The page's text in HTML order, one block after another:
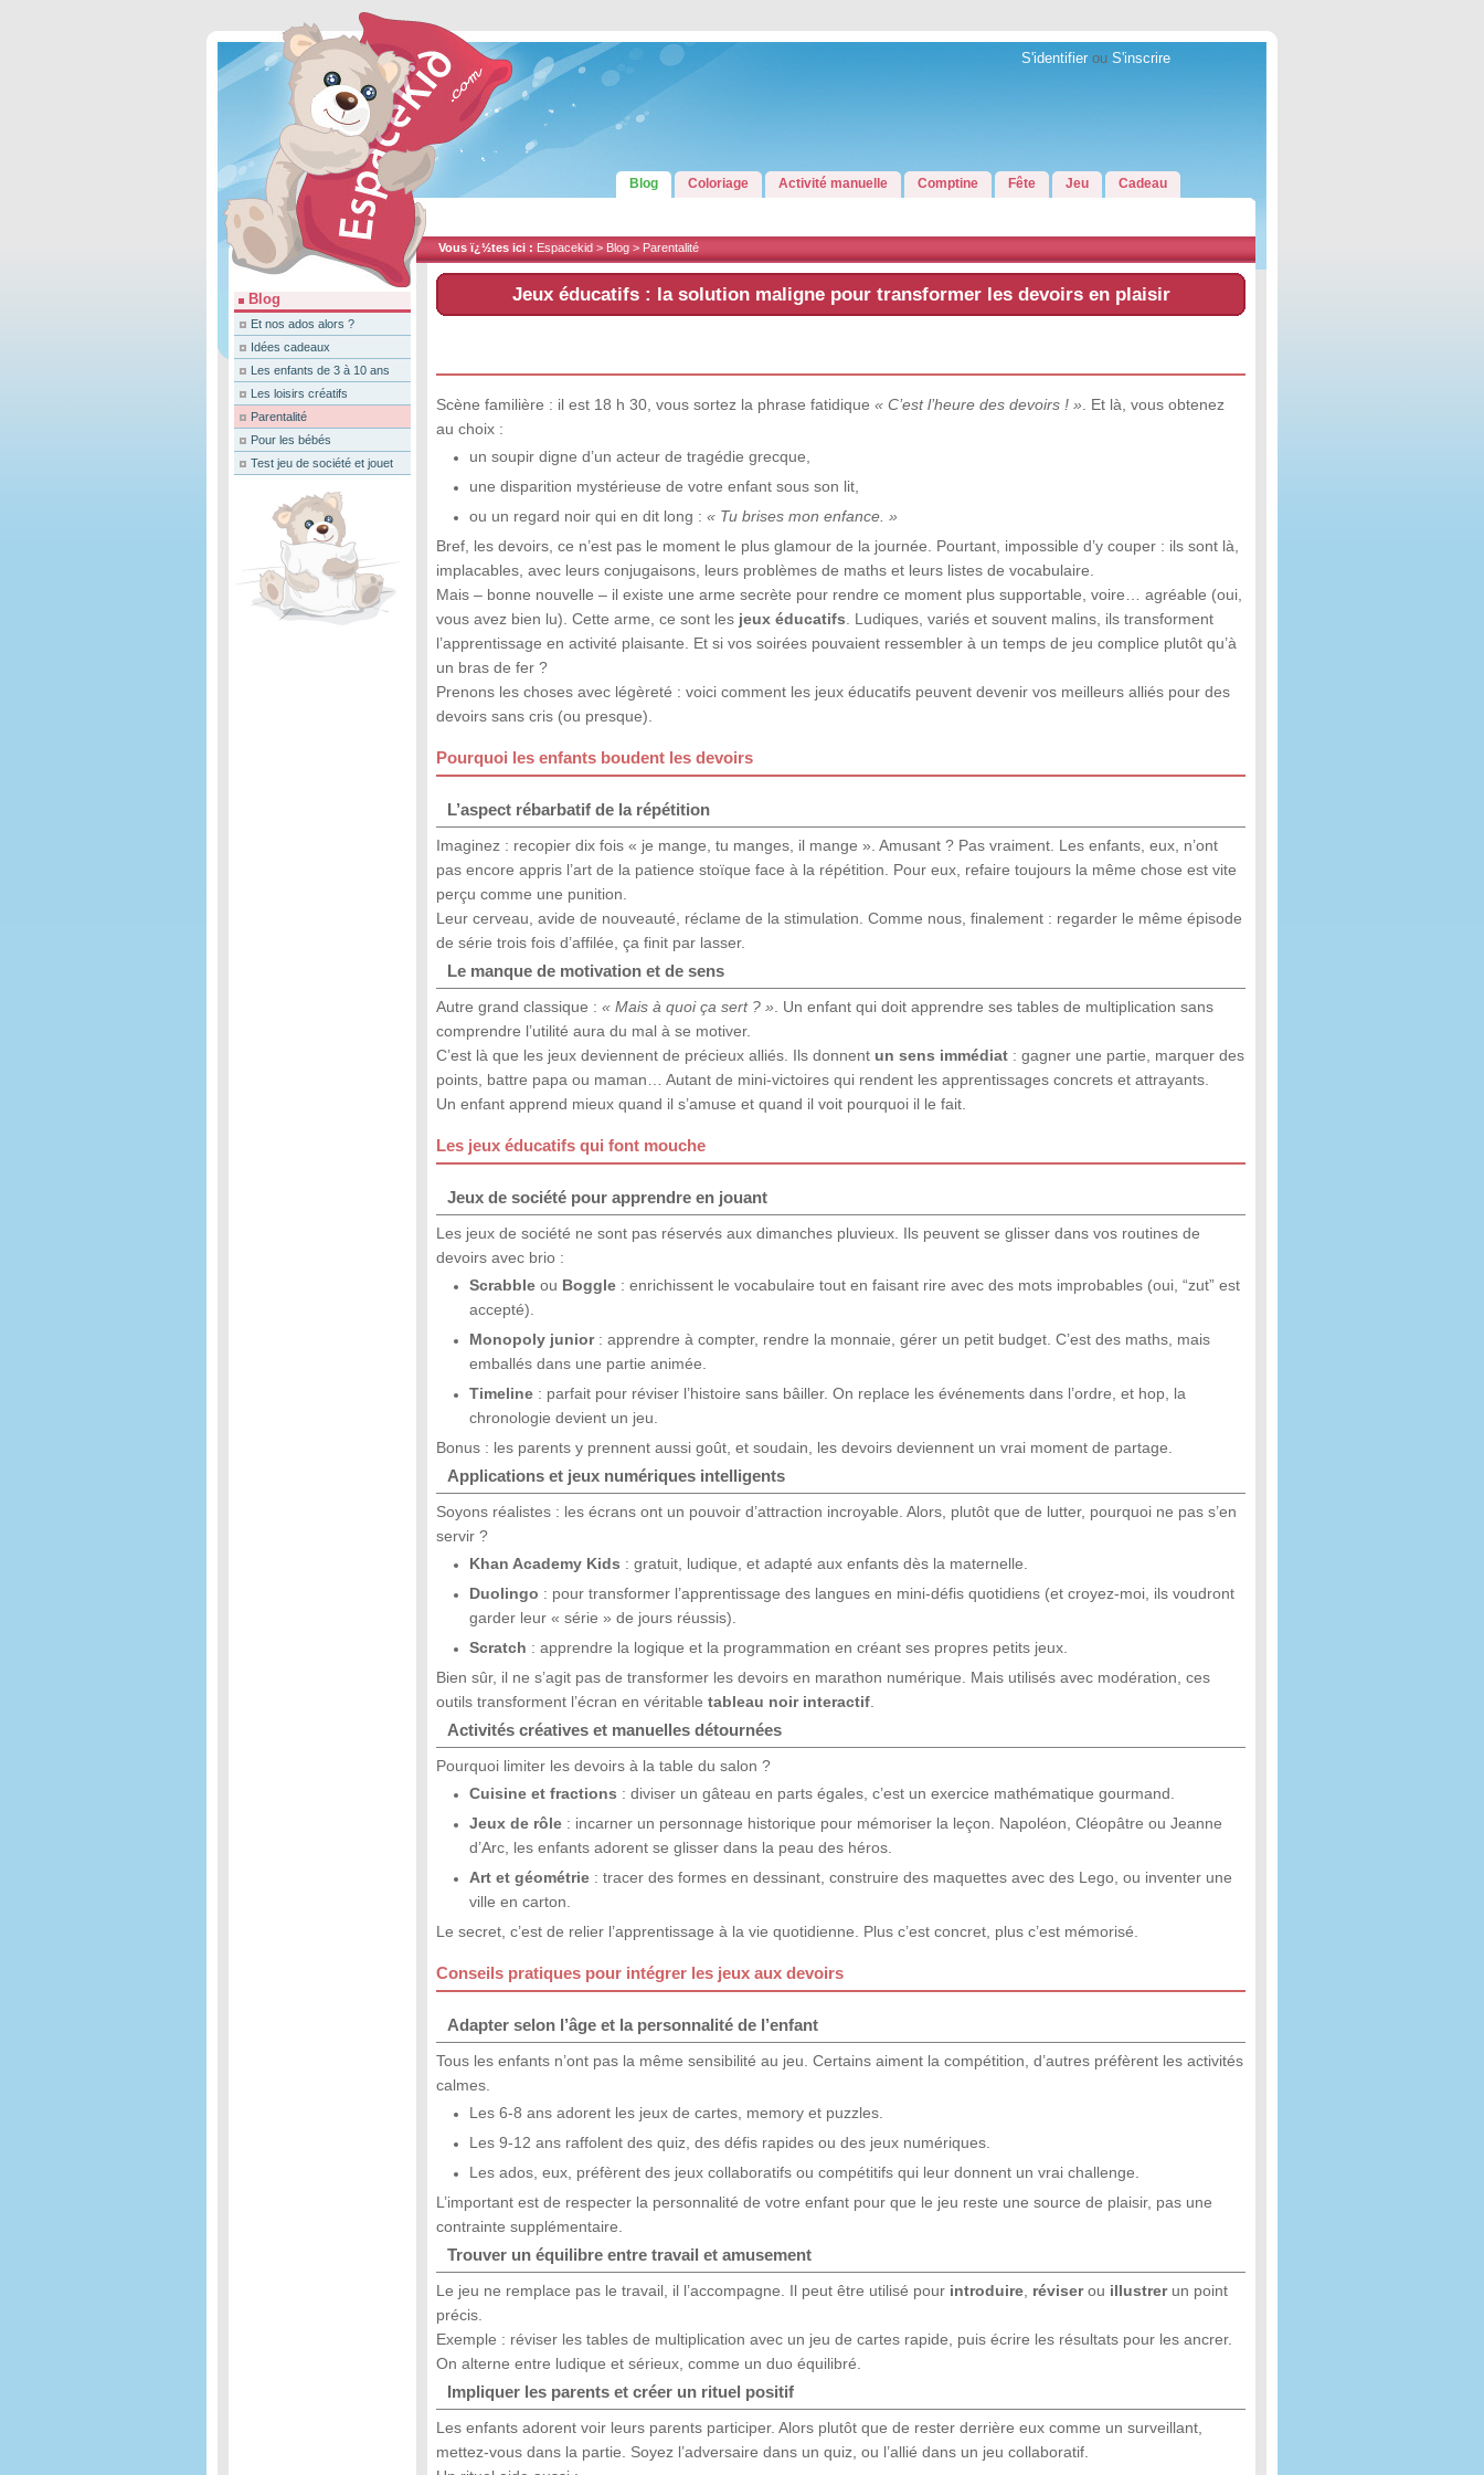
S'identifierou S'inscrire
Blog Coloriage Activité manuelle Comptine Fête Jeu Cadeau
Vous ï¿½tes ici : Espacekid > Blog > Parentalité
Blog
Et nos ados alors ?
Idées cadeaux
Les enfants de 3 à 10 ans
Les loisirs créatifs
Parentalité
Pour les bébés
Test jeu de société et jouet
Jeux éducatifs : la solution maligne pour transformer les devoirs en plaisir
Scène familière : il est 18 h 30, vous sortez la phrase fatidique « C’est l’heure des devoirs ! » . Et là, vous obtenez
au choix :
un soupir digne d’un acteur de tragédie grecque,
une disparition mystérieuse de votre enfant sous son lit,
ou un regard noir qui en dit long : « Tu brises mon enfance. »
Bref, les devoirs, ce n’est pas le moment le plus glamour de la journée. Pourtant, impossible d’y couper : ils sont là,
implacables, avec leurs conjugaisons, leurs problèmes de maths et leurs listes de vocabulaire.
Mais – bonne nouvelle – il existe une arme secrète pour rendre ce moment plus supportable, voire… agréable (oui,
vous avez bien lu). Cette arme, ce sont les jeux éducatifs . Ludiques, variés et souvent malins, ils transforment
l’apprentissage en activité plaisante. Et si vos soirées pouvaient ressembler à un temps de jeu complice plutôt qu’à
un bras de fer ?
Prenons les choses avec légèreté : voici comment les jeux éducatifs peuvent devenir vos meilleurs alliés pour des
devoirs sans cris (ou presque).
Pourquoi les enfants boudent les devoirs
L’aspect rébarbatif de la répétition
Imaginez : recopier dix fois « je mange, tu manges, il mange ». Amusant ? Pas vraiment. Les enfants, eux, n’ont
pas encore appris l’art de la patience stoïque face à la répétition. Pour eux, refaire toujours la même chose est vite
perçu comme une punition.
Leur cerveau, avide de nouveauté, réclame de la stimulation. Comme nous, finalement : regarder le même épisode
de série trois fois d’affilée, ça finit par lasser.
Le manque de motivation et de sens
Autre grand classique : « Mais à quoi ça sert ? » . Un enfant qui doit apprendre ses tables de multiplication sans
comprendre l’utilité aura du mal à se motiver.
C’est là que les jeux deviennent de précieux alliés. Ils donnent un sens immédiat : gagner une partie, marquer des
points, battre papa ou maman… Autant de mini-victoires qui rendent les apprentissages concrets et attrayants.
Un enfant apprend mieux quand il s’amuse et quand il voit pourquoi il le fait.
Les jeux éducatifs qui font mouche
Jeux de société pour apprendre en jouant
Les jeux de société ne sont pas réservés aux dimanches pluvieux. Ils peuvent se glisser dans vos routines de
devoirs avec brio :
Scrabble ou Boggle : enrichissent le vocabulaire tout en faisant rire avec des mots improbables (oui, “zut” est
accepté).
Monopoly junior: apprendre à compter, rendre la monnaie, gérer un petit budget. C’est des maths, mais
emballés dans une partie animée.
Timeline : parfait pour réviser l’histoire sans bâiller. On replace les événements dans l’ordre, et hop, la
chronologie devient un jeu.
Bonus : les parents y prennent aussi goût, et soudain, les devoirs deviennent un vrai moment de partage.
Applications et jeux numériques intelligents
Soyons réalistes : les écrans ont un pouvoir d’attraction incroyable. Alors, plutôt que de lutter, pourquoi ne pas s’en
servir ?
Khan Academy Kids : gratuit, ludique, et adapté aux enfants dès la maternelle.
Duolingo : pour transformer l’apprentissage des langues en mini-défis quotidiens (et croyez-moi, ils voudront
garder leur « série » de jours réussis).
Scratch : apprendre la logique et la programmation en créant ses propres petits jeux.
Bien sûr, il ne s’agit pas de transformer les devoirs en marathon numérique. Mais utilisés avec modération, ces
outils transforment l’écran en véritable tableau noir interactif
Activités créatives et manuelles détournées
Pourquoi limiter les devoirs à la table du salon ?
Cuisine et fractions : diviser un gâteau en parts égales, c’est un exercice mathématique gourmand.
Jeux de rôle : incarner un personnage historique pour mémoriser la leçon. Napoléon, Cléopâtre ou Jeanne
d’Arc, les enfants adorent se glisser dans la peau des héros.
Art et géométrie : tracer des formes en dessinant, construire des maquettes avec des Lego, ou inventer une
ville en carton.
Le secret, c’est de relier l’apprentissage à la vie quotidienne. Plus c’est concret, plus c’est mémorisé.
Conseils pratiques pour intégrer les jeux aux devoirs
Adapter selon l’âge et la personnalité de l’enfant
Tous les enfants n’ont pas la même sensibilité au jeu. Certains aiment la compétition, d’autres préfèrent les activités
calmes.
Les 6-8 ans adorent les jeux de cartes, memory et puzzles.
Les 9-12 ans raffolent des quiz, des défis rapides ou des jeux numériques.
Les ados, eux, préfèrent des jeux collaboratifs ou compétitifs qui leur donnent un vrai challenge.
L’important est de respecter la personnalité de votre enfant pour que le jeu reste une source de plaisir, pas une
contrainte supplémentaire.
Trouver un équilibre entre travail et amusement
Le jeu ne remplace pas le travail, il l’accompagne. Il peut être utilisé pour introduire réviserou illustrerun point
précis.
Exemple : réviser les tables de multiplication avec un jeu de cartes rapide, puis écrire les résultats pour les ancrer.
On alterne entre ludique et sérieux, comme un duo équilibré.
Impliquer les parents et créer un rituel positif
Les enfants adorent voir leurs parents participer. Alors plutôt que de rester derrière eux comme un surveillant,
mettez-vous dans la partie. Soyez l’adversaire dans un quiz, ou l’allié dans un jeu collaboratif.